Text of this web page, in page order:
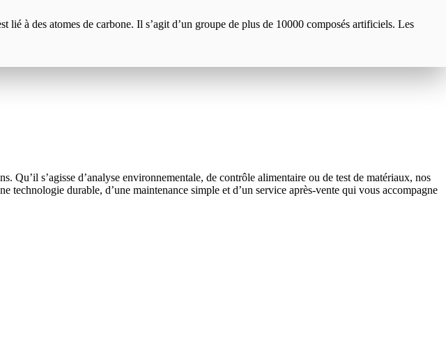
à des atomes de carbone. Il s’agit d’un groupe de plus de 10000 composés artificiels. Les
Qu’il s’agisse d’analyse environnementale, de contrôle alimentaire ou de test de matériaux, nos
durable, d’une maintenance simple et d’un service après-vente qui vous accompagne